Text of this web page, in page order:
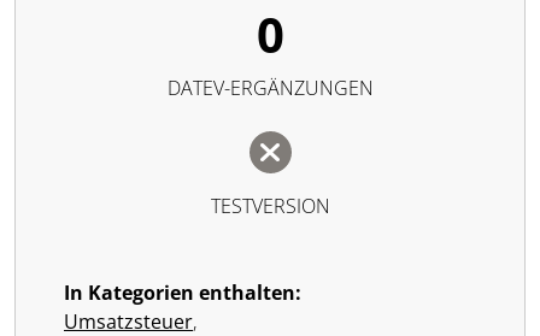
0
DATEV-ERGÄNZUNGEN
TESTVERSION
In Kategorien enthalten:
Umsatzsteuer,